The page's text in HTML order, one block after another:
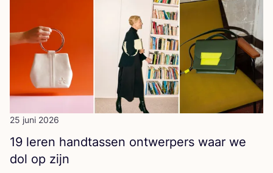
25 juni 2026
19 leren hand­tas­sen ont­wer­pers waar we
dol op zijn